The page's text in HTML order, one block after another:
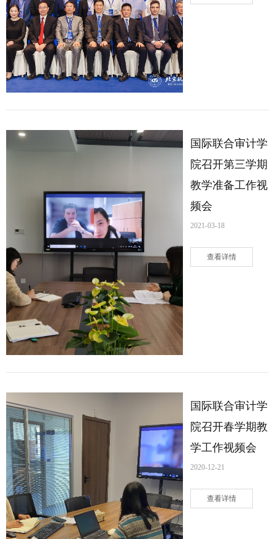
国际联合审计学
院召开第三学期
教学准备工作视
频会
2021-03-18
查看详情
国际联合审计学
院召开春学期教
学工作视频会
2020-12-21
查看详情